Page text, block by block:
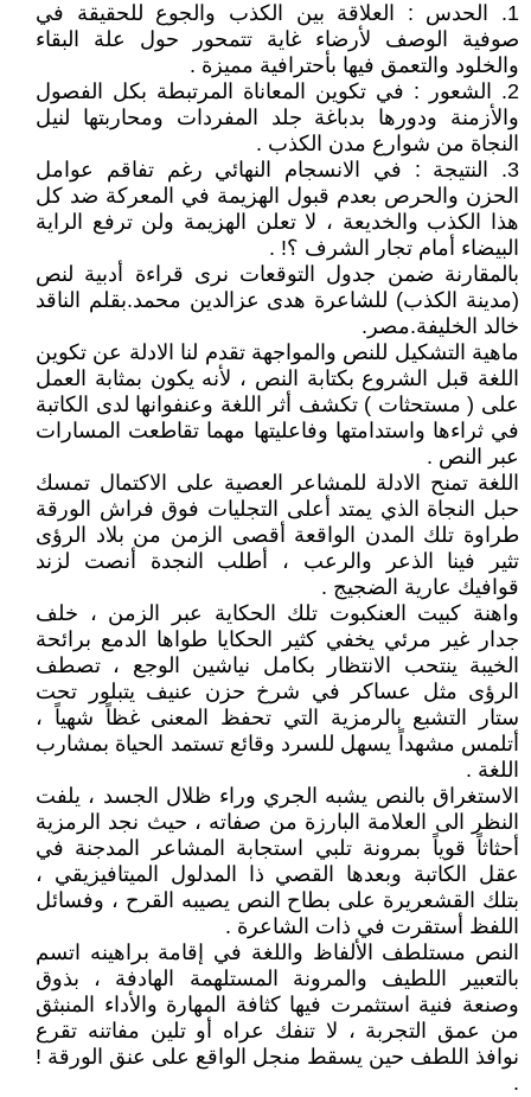
1. الحدس : العلاقة بين الكذب والجوع للحقيقة في
صوفية الوصف لأرضاء غاية تتمحور حول علة البقاء
والخلود والتعمق فيها بأحترافية مميزة .
2. الشعور : في تكوين المعاناة المرتبطة بكل الفصول
والأزمنة ودورها بدباغة جلد المفردات ومحاربتها لنيل
النجاة من شوارع مدن الكذب .
3. النتيجة : في الانسجام النهائي رغم تفاقم عوامل
الحزن والحرص بعدم قبول الهزيمة في المعركة ضد كل
هذا الكذب والخديعة ، لا تعلن الهزيمة ولن ترفع الراية
البيضاء أمام تجار الشرف ؟! .
بالمقارنة ضمن جدول التوقعات نرى قراءة أدبية لنص
(مدينة الكذب) للشاعرة هدى عزالدين محمد.بقلم الناقد
خالد الخليفة.مصر.
ماهية التشكيل للنص والمواجهة تقدم لنا الادلة عن تكوين
اللغة قبل الشروع بكتابة النص ، لأنه يكون بمثابة العمل
على ( مستحثات ) تكشف أثر اللغة وعنفوانها لدى الكاتبة
في ثراءها واستدامتها وفاعليتها مهما تقاطعت المسارات
عبر النص .
اللغة تمنح الادلة للمشاعر العصية على الاكتمال تمسك
حبل النجاة الذي يمتد أعلى التجليات فوق فراش الورقة
طراوة تلك المدن الواقعة أقصى الزمن من بلاد الرؤى
تثير فينا الذعر والرعب ، أطلب النجدة أنصت لزند
قوافيك عارية الضجيج .
واهنة كبيت العنكبوت تلك الحكاية عبر الزمن ، خلف
جدار غير مرئي يخفي كثير الحكايا طواها الدمع برائحة
الخيبة ينتحب الانتظار بكامل نياشين الوجع ، تصطف
الرؤى مثل عساكر في شرخ حزن عنيف يتبلور تحت
ستار التشبع بالرمزية التي تحفظ المعنى غظاً شهياً ،
أتلمس مشهداً يسهل للسرد وقائع تستمد الحياة بمشارب
اللغة .
الاستغراق بالنص يشبه الجري وراء ظلال الجسد ، يلفت
النظر الى العلامة البارزة من صفاته ، حيث نجد الرمزية
أحثاثاً قوياً بمرونة تلبي استجابة المشاعر المدجنة في
عقل الكاتبة وبعدها القصي ذا المدلول الميتافيزيقي ،
بتلك القشعريرة على بطاح النص يصيبه القرح ، وفسائل
اللفظ أستقرت في ذات الشاعرة .
النص مستلطف الألفاظ واللغة في إقامة براهينه اتسم
بالتعبير اللطيف والمرونة المستلهمة الهادفة ، بذوق
وصنعة فنية استثمرت فيها كثافة المهارة والأداء المنبثق
من عمق التجربة ، لا تنفك عراه أو تلين مفاتنه تقرع
نوافذ اللطف حين يسقط منجل الواقع على عنق الورقة !
.